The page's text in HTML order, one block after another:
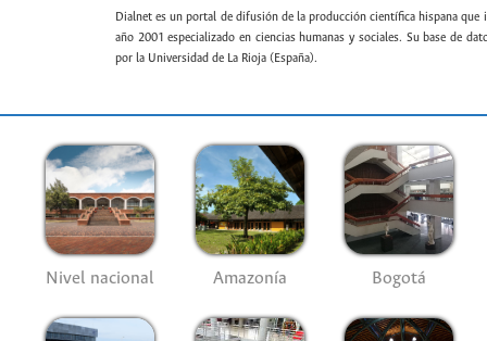
Dialnet es un portal de difusión de la producción científica hispana
año 2001 especializado en ciencias humanas y sociales. Su base de
por la Universidad de La Rioja (España).
Nivel nacional Amazonía Bogotá